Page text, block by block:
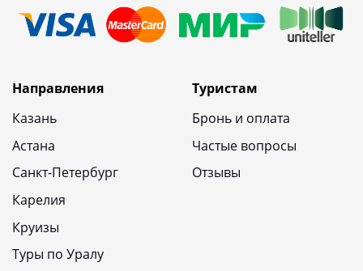
Направления
Казань
Астана
Санкт-Петербург
Карелия
Круизы
Туры по Уралу
Туристам
Бронь и оплата
Частые вопросы
Отзывы